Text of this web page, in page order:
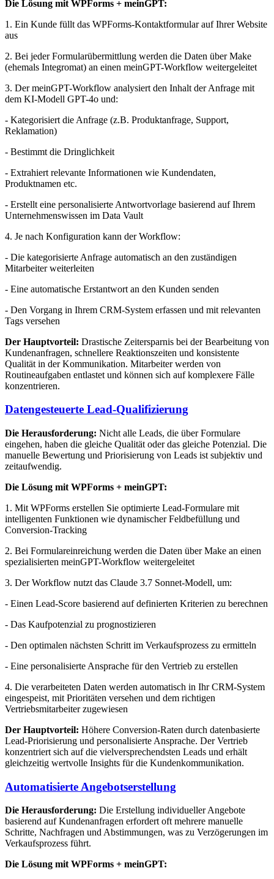
Die Lösung mit WPForms + meinGPT:
1. Ein Kunde füllt das WPForms-Kontaktformular auf Ihrer Website
aus
2. Bei jeder Formularübermittlung werden die Daten über Make
(ehemals Integromat) an einen meinGPT-Workflow weitergeleitet
3. Der meinGPT-Workflow analysiert den Inhalt der Anfrage mit
dem KI-Modell GPT-4o und:
- Kategorisiert die Anfrage (z.B. Produktanfrage, Support,
Reklamation)
- Bestimmt die Dringlichkeit
- Extrahiert relevante Informationen wie Kundendaten,
Produktnamen etc.
- Erstellt eine personalisierte Antwortvorlage basierend auf Ihrem
Unternehmenswissen im Data Vault
4. Je nach Konfiguration kann der Workflow:
- Die kategorisierte Anfrage automatisch an den zuständigen
Mitarbeiter weiterleiten
- Eine automatische Erstantwort an den Kunden senden
- Den Vorgang in Ihrem CRM-System erfassen und mit relevanten
Tags versehen
Der Hauptvorteil: Drastische Zeitersparnis bei der Bearbeitung von
Kundenanfragen, schnellere Reaktionszeiten und konsistente
Qualität in der Kommunikation. Mitarbeiter werden von
Routineaufgaben entlastet und können sich auf komplexere Fälle
konzentrieren.
Datengesteuerte Lead-Qualifizierung
Die Herausforderung: Nicht alle Leads, die über Formulare
eingehen, haben die gleiche Qualität oder das gleiche Potenzial. Die
manuelle Bewertung und Priorisierung von Leads ist subjektiv und
zeitaufwendig.
Die Lösung mit WPForms + meinGPT:
1. Mit WPForms erstellen Sie optimierte Lead-Formulare mit
intelligenten Funktionen wie dynamischer Feldbefüllung und
Conversion-Tracking
2. Bei Formulareinreichung werden die Daten über Make an einen
spezialisierten meinGPT-Workflow weitergeleitet
3. Der Workflow nutzt das Claude 3.7 Sonnet-Modell, um:
- Einen Lead-Score basierend auf definierten Kriterien zu berechnen
- Das Kaufpotenzial zu prognostizieren
- Den optimalen nächsten Schritt im Verkaufsprozess zu ermitteln
- Eine personalisierte Ansprache für den Vertrieb zu erstellen
4. Die verarbeiteten Daten werden automatisch in Ihr CRM-System
eingespeist, mit Prioritäten versehen und dem richtigen
Vertriebsmitarbeiter zugewiesen
Der Hauptvorteil: Höhere Conversion-Raten durch datenbasierte
Lead-Priorisierung und personalisierte Ansprache. Der Vertrieb
konzentriert sich auf die vielversprechendsten Leads und erhält
gleichzeitig wertvolle Insights für die Kundenkommunikation.
Automatisierte Angebotserstellung
Die Herausforderung: Die Erstellung individueller Angebote
basierend auf Kundenanfragen erfordert oft mehrere manuelle
Schritte, Nachfragen und Abstimmungen, was zu Verzögerungen im
Verkaufsprozess führt.
Die Lösung mit WPForms + meinGPT: